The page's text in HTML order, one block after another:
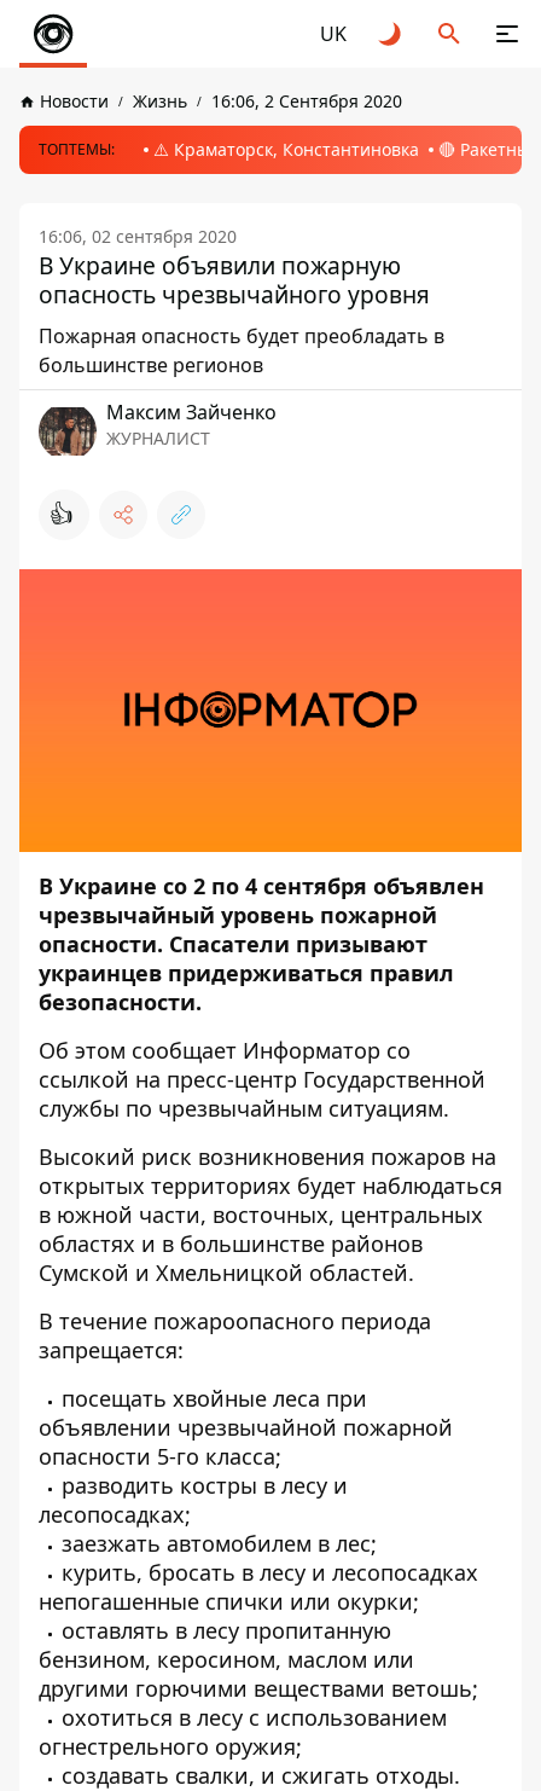
UK
Новости Жизнь 16:06, 2 Сентября 2020
ТОПТЕМЫ: ⚠️ Краматорск, Константиновка 🔴
16:06, 02 сентября 2020
В Украине объявили пожарную
опасность чрезвычайного уровня
Пожарная опасность будет преобладать в
большинстве регионов
Максим Зайченко
ЖУРНАЛИСТ
👍
В Украине со 2 по 4 сентября объявлен
чрезвычайный уровень пожарной
опасности. Спасатели призывают
украинцев придерживаться правил
безопасности.
Об этом сообщает Информатор со
ссылкой на пресс-центр Государственной
службы по чрезвычайным ситуациям.
Высокий риск возникновения пожаров на
открытых территориях будет наблюдаться
в южной части, восточных, центральных
областях и в большинстве районов
Сумской и Хмельницкой областей.
В течение пожароопасного периода
запрещается:
посещать хвойные леса при
объявлении чрезвычайной пожарной
опасности 5-го класса;
разводить костры в лесу и
лесопосадках;
заезжать автомобилем в лес;
курить, бросать в лесу и лесопосадках
непогашенные спички или окурки;
оставлять в лесу пропитанную
бензином, керосином, маслом или
другими горючими веществами ветошь;
охотиться в лесу с использованием
огнестрельного оружия;
создавать свалки, и сжигать отходы.